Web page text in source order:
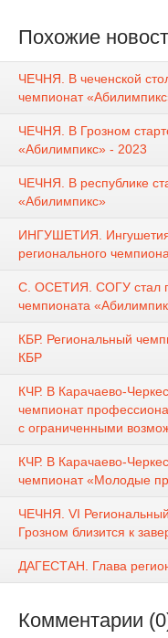
Похожие
ЧЕЧНЯ. В чеченской
чемпионат
ЧЕЧНЯ. В Грозном
«Абилимпикс» - 2023
ЧЕЧНЯ. В республике
«Абилимпикс»
ИНГУШЕТИЯ. Ингушетия
регионального
С. ОСЕТИЯ. СОГУ стал
чемпионата
КБР. Региональный
КБР
КЧР. В Карачаево-
чемпионат
с ограниченными
КЧР. В Карачаево-
чемпионат «Молодые
ЧЕЧНЯ. VI
Грозном близится к
ДАГЕСТАН. Глава
Комментарии